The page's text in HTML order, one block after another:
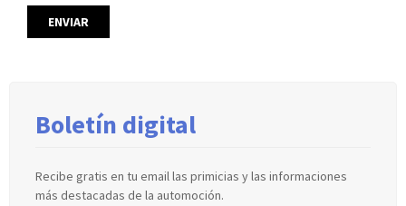
Boletín digital
Recibe gratis en tu email las primicias y las informaciones
más destacadas de la automoción.